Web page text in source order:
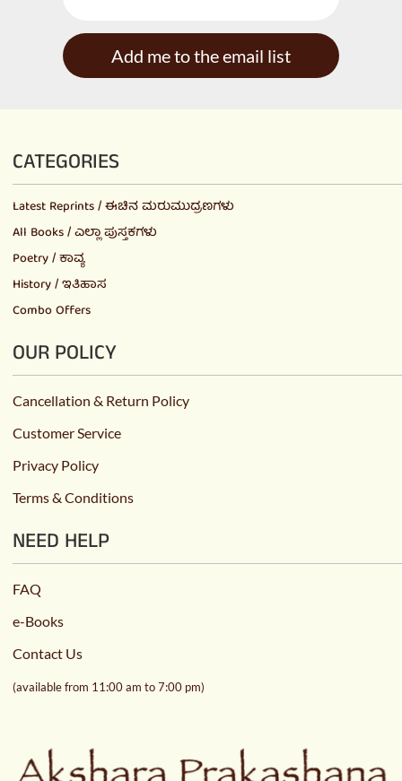
Add me to the email list
CATEGORIES
Latest Reprints / ಈಚಿನ ಮರುಮುದ್ರಣಗಳು
All Books / ಎಲ್ಲಾ ಪುಸ್ತಕಗಳು
Poetry / ಕಾವ್ಯ
History / ಇತಿಹಾಸ
Combo Offers
OUR POLICY
Cancellation & Return Policy
Customer Service
Privacy Policy
Terms & Conditions
NEED HELP
FAQ
e-Books
Contact Us
(available from 11:00 am to 7:00 pm)